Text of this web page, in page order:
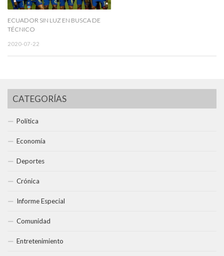
ECUADOR SIN LUZ EN BUSCA DE
TÉCNICO
2020-07-22
CATEGORÍAS
Política
Economía
Deportes
Crónica
Informe Especial
Comunidad
Entretenimiento